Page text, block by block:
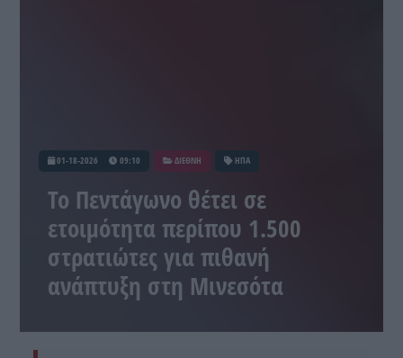
01-18-2026 09:10 ΔΙΕΘΝΗ ΗΠΑ
Το Πεντάγωνο θέτει σε
ετοιμότητα περίπου 1.500
στρατιώτες για πιθανή
ανάπτυξη στη Μινεσότα